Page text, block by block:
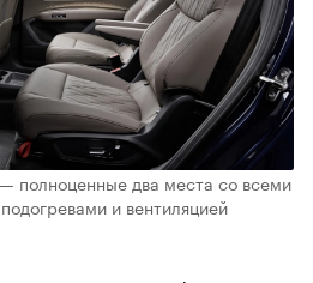
полноценные два места со всеми
и вентиляцией